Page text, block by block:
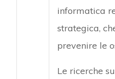
informatica
strategica,
prevenire le
Le ricerche